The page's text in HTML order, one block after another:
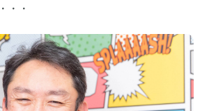
・・